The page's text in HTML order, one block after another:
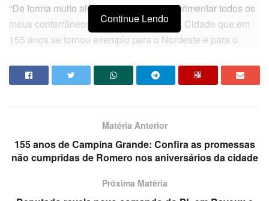
“De forma muito alegre gostaria de cumprimentar todos os
meus conterrâneos de Campina Grande. Cidade que em
155 anos se tornou exemplo para o Nordeste e para o
competência do campinense”, destacou.
na área tecnológica e industrial e aproveitou para renovar
o compromisso firmado com a cidade, com o prefeito
Romero Rodrigues, o vice-prefeito Enivaldo Ribeiro e
Continue Lendo
Matéria Anterior
155 anos de Campina Grande: Confira as promessas
não cumpridas de Romero nos aniversários da cidade
Próxima Matéria